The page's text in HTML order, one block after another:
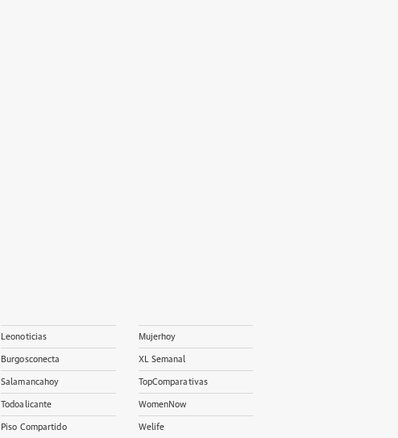
Leonoticias
Burgosconecta
Salamancahoy
Todoalicante
Piso Compartido
Mujerhoy
XL Semanal
TopComparativas
WomenNow
Welife